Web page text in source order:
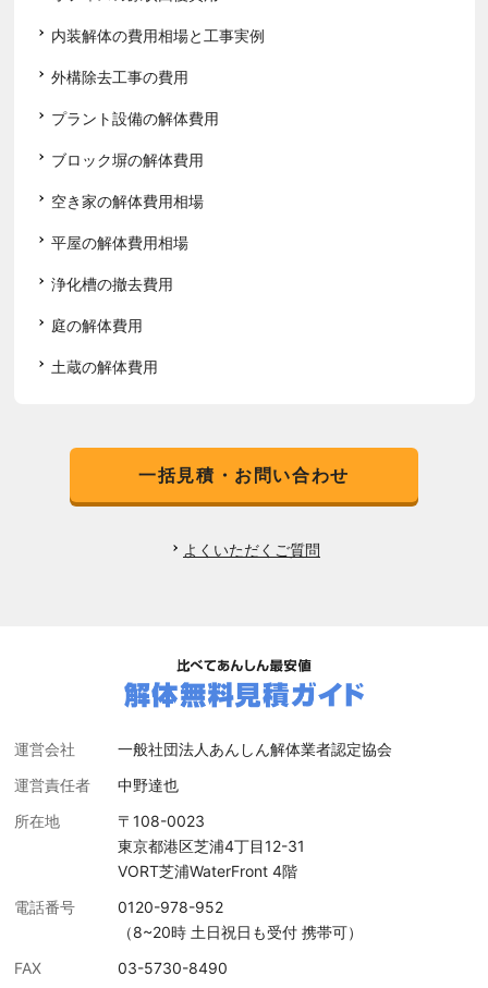
内装解体の費用相場と工事実例
外構除去工事の費用
プラント設備の解体費用
ブロック塀の解体費用
空き家の解体費用相場
平屋の解体費用相場
浄化槽の撤去費用
庭の解体費用
土蔵の解体費用
一括見積・お問い合わせ
よくいただくご質問
運営会社
一般社団法人あんしん解体業者認定協会
運営責任者
中野達也
所在地
〒108-0023
東京都港区芝浦4丁目12-31
VORT芝浦WaterFront 4階
電話番号
0120-978-952
（8~20時 土日祝日も受付 携帯可）
FAX
03-5730-8490